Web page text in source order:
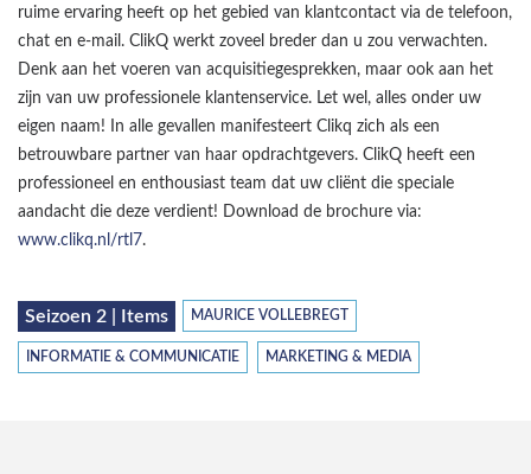
ruime ervaring heeft op het gebied van klantcontact via de telefoon,
chat en e-mail. ClikQ werkt zoveel breder dan u zou verwachten.
Denk aan het voeren van acquisitiegesprekken, maar ook aan het
zijn van uw professionele klantenservice. Let wel, alles onder uw
eigen naam! In alle gevallen manifesteert Clikq zich als een
betrouwbare partner van haar opdrachtgevers. ClikQ heeft een
professioneel en enthousiast team dat uw cliënt die speciale
aandacht die deze verdient! Download de brochure via:
www.clikq.nl/rtl7.
Seizoen 2 | Items MAURICE VOLLEBREGT
INFORMATIE & COMMUNICATIE MARKETING & MEDIA